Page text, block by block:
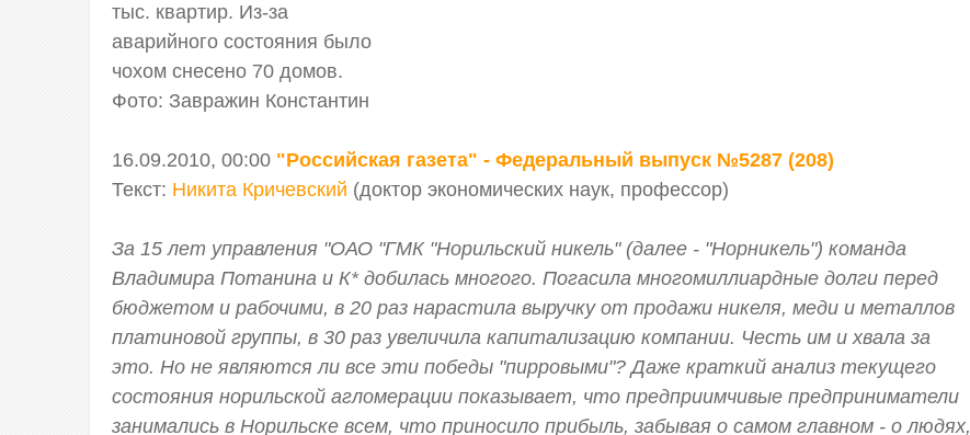
тыс. квартир. Из-за
аварийного состояния было
чохом снесено 70 домов.
Фото: Завражин Константин
16.09.2010, 00:00 "Российская газета" - Федеральный выпуск №5287 (208)
Текст: Никита Кричевский (доктор экономических наук, профессор)
За 15 лет управления "ОАО "ГМК "Норильский никель" (далее - "Норникель") команда
Владимира Потанина и К* добилась многого. Погасила многомиллиардные долги перед
бюджетом и рабочими, в 20 раз нарастила выручку от продажи никеля, меди и металлов
платиновой группы, в 30 раз увеличила капитализацию компании. Честь им и хвала за
это. Но не являются ли все эти победы "пирровыми"? Даже краткий анализ текущего
состояния норильской агломерации показывает, что предприимчивые предприниматели
занимались в Норильске всем, что приносило прибыль, забывая о самом главном - о людях,